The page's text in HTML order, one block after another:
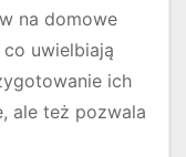
na domowe
uwielbiają
ich
ale też pozwala